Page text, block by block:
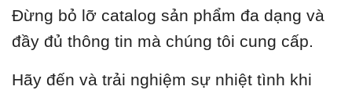
Đừng bỏ lỡ catalog sản phẩm đa dạng và
đầy đủ thông tin mà chúng tôi cung cấp.
Hãy đến và trải nghiệm sự nhiệt tình khi